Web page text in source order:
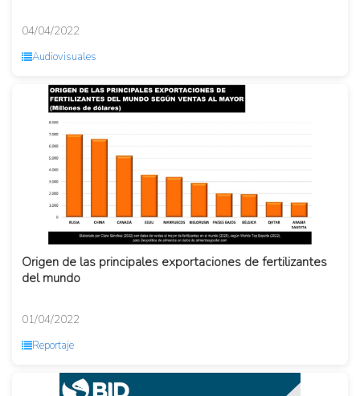
04/04/2022
Audiovisuales
Origen de las principales exportaciones de fertilizantes
del mundo
01/04/2022
Reportaje